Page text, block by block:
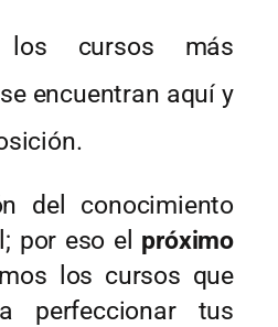
los cursos más
encuentran aquí y
del conocimiento
por eso el próximo
los cursos que
perfeccionar tus